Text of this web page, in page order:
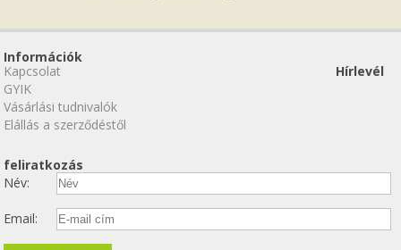
Információk
Kapcsolat
GYIK
Vásárlási tudnivalók
Elállás a szerződéstől
Hírlevél
feliratkozás
Név:
Email: